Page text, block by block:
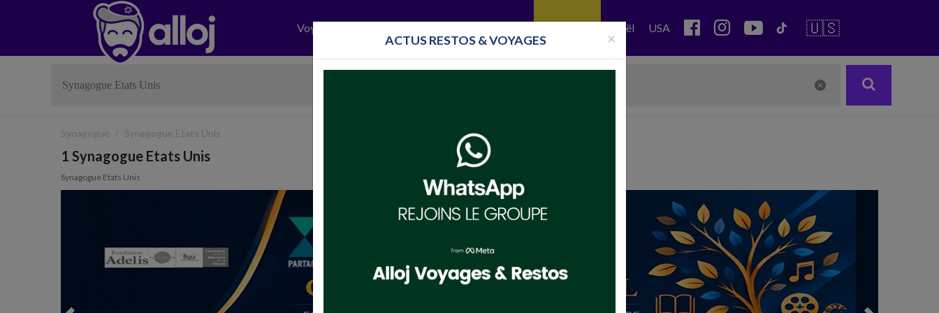
Voyages Israël USA 🇺🇸
Synagogue Synagogue Etats Unis
1 Synagogue Etats Unis
Synagogue Etats Unis
×
ACTUS RESTOS & VOYAGES